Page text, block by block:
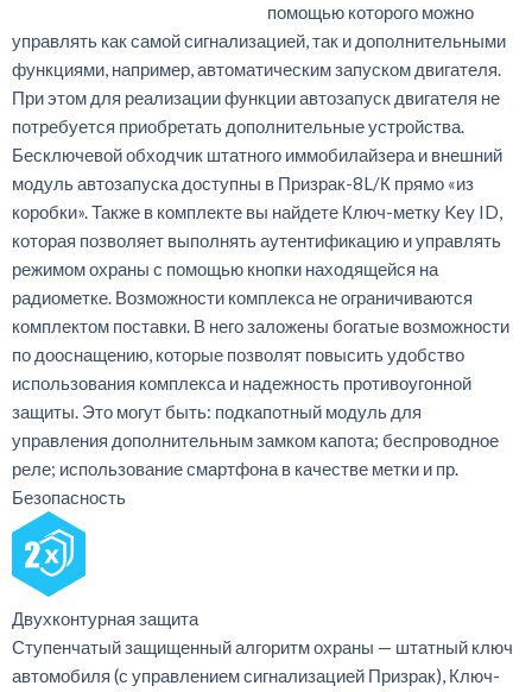
помощью которого можно
управлять как самой сигнализацией, так и дополнительными
функциями, например, автоматическим запуском двигателя.
При этом для реализации функции автозапуск двигателя не
потребуется приобретать дополнительные устройства.
Бесключевой обходчик штатного иммобилайзера и внешний
модуль автозапуска доступны в Призрак-8L/К прямо «из
коробки». Также в комплекте вы найдете Ключ-метку Key ID,
которая позволяет выполнять аутентификацию и управлять
режимом охраны с помощью кнопки находящейся на
радиометке. Возможности комплекса не ограничиваются
комплектом поставки. В него заложены богатые возможности
по дооснащению, которые позволят повысить удобство
использования комплекса и надежность противоугонной
защиты. Это могут быть: подкапотный модуль для
управления дополнительным замком капота; беспроводное
реле; использование смартфона в качестве метки и пр.
Безопасность
Двухконтурная защита
Ступенчатый защищенный алгоритм охраны — штатный ключ
автомобиля (с управлением сигнализацией Призрак), Ключ-